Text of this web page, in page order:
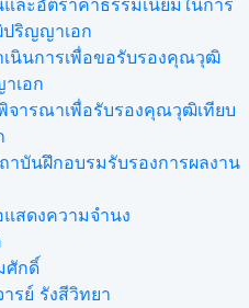
ละอัตราค่าธรรมเนียมในการ
ปริญญาเอก
เนินการเพื่อขอรับรองคุณวุฒิ
เอก
จารณาเพื่อรับรองคุณวุฒิเทียบ
าบันฝึกอบรมรับรองการผลงาน
สดงความจำนง
ศักดิ์
รย์ รังสีวิทยา